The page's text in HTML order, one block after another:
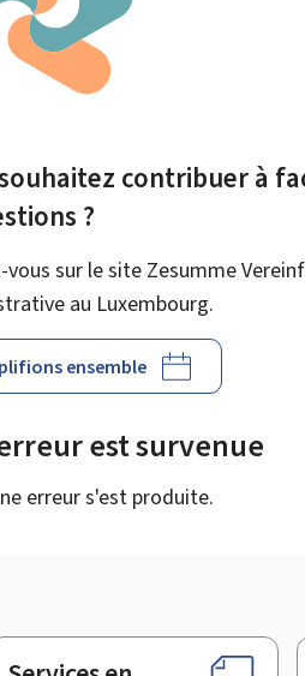
contribuer à
?
vous sur le site Zesumme
au Luxembourg.
ensemble
est survenue
erreur s'est produite.